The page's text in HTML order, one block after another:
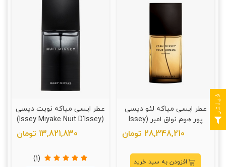
عطر ایسی میاکه لئو دیسی
پور هوم نواق امبر (Issey
Miyake L'Eau D'Issey Pour
Homme Noir Ambre)
28,348,210 تومان
افزودن به سبد خرید
عطر ایسی میاکه نویت دیسی
(Issey Miyake Nuit D'Issey)
13,821,830 تومان
(1)
فیلتر